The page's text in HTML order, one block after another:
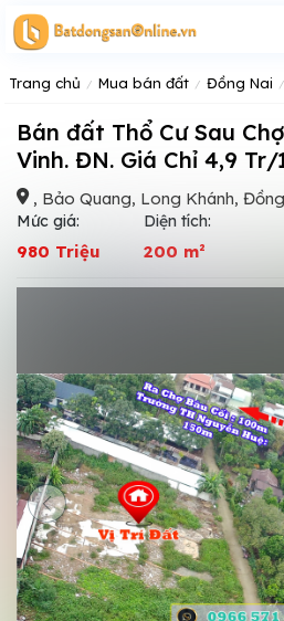
Trang chủ Mua bán đất Đồng Nai
Bán đất Thổ Cư Sau Chợ Bầu Cối, P Bảo
Vinh. ĐN. Giá Chỉ 4,9 Tr/
, Bảo Quang, Long Khánh,
Mức giá:
980 Triệu
Diện tích:
200 m²